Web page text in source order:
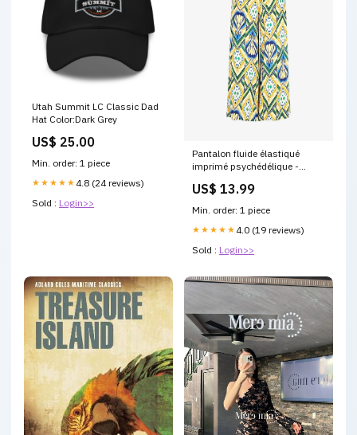
Utah Summit LC Classic Dad
Hat Color:Dark Grey
US$ 25.00
Min. order: 1 piece
★★★★★ 4.8 (24 reviews)
Sold : Login>>
Pantalon fluide élastiqué
imprimé psychédélique -
US$ 13.99
Min. order: 1 piece
★★★★★ 4.0 (19 reviews)
Sold : Login>>